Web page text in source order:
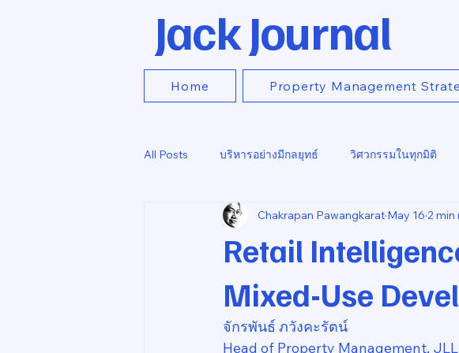
Jack Journal
Home Property Management
All Posts บริหารอย่างมีกลยุทธ์ วิศวกรรมในทุกมิติ
Retail
Mixed-Use
Chakrapan Pawangkarat May 16 2 min
จักรพันธ์ ภวังคะรัตน์
Head of Property Management,